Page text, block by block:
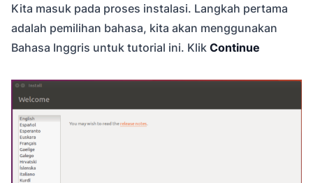
Kita masuk pada proses instalasi. Langkah pertama
adalah pemilihan bahasa, kita akan menggunakan
Bahasa Inggris untuk tutorial ini. Klik Continue